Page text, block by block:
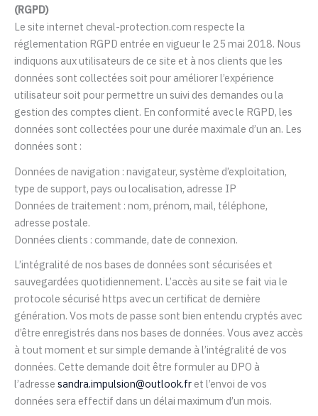
(RGPD)
Le site internet cheval-protection.com respecte la
réglementation RGPD entrée en vigueur le 25 mai 2018. Nous
indiquons aux utilisateurs de ce site et à nos clients que les
données sont collectées soit pour améliorer l’expérience
utilisateur soit pour permettre un suivi des demandes ou la
gestion des comptes client. En conformité avec le RGPD, les
données sont collectées pour une durée maximale d’un an. Les
données sont :
Données de navigation : navigateur, système d’exploitation,
type de support, pays ou localisation, adresse IP
Données de traitement : nom, prénom, mail, téléphone,
adresse postale.
Données clients : commande, date de connexion.
L’intégralité de nos bases de données sont sécurisées et
sauvegardées quotidiennement. L’accès au site se fait via le
protocole sécurisé https avec un certificat de dernière
génération. Vos mots de passe sont bien entendu cryptés avec
d’être enregistrés dans nos bases de données. Vous avez accès
à tout moment et sur simple demande à l’intégralité de vos
données. Cette demande doit être formuler au DPO à
l’adresse sandra.impulsion@outlook.fr et l’envoi de vos
données sera effectif dans un délai maximum d’un mois.